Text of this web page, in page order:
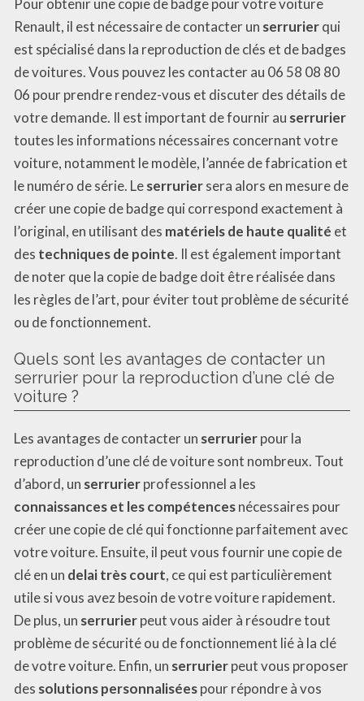
Renault, il est nécessaire de contacter un serrurierqui
est spécialisé dans la reproduction de clés et de badges
de voitures. Vous pouvez les contacter au 06 58 08 80
06 pour prendre rendez-vous et discuter des détails de
votre demande. Il est important de fournir au serrurier
toutes les informations nécessaires concernant votre
voiture, notamment le modèle, l’année de fabrication et
le numéro de série. Leserruriersera alors en mesure de
créer une copie de badge qui correspond exactement à
l’original, en utilisant des matériels de haute qualité et
des techniques de pointe. Il est également important
de noter que la copie de badge doit être réalisée dans
les règles de l’art, pour éviter tout problème de sécurité
ou de fonctionnement.
Quels sont les avantages de contacter un
serrurier pour la reproduction d’une clé de
voiture ?
Les avantages de contacter un serrurierpour la
reproduction d’une clé de voiture sont nombreux. Tout
d’abord, un serrurierprofessionnel a les
connaissances et les compétencesnécessaires pour
créer une copie de clé qui fonctionne parfaitement avec
votre voiture. Ensuite, il peut vous fournir une copie de
clé en un delai très court, ce qui est particulièrement
utile si vous avez besoin de votre voiture rapidement.
De plus, un serrurierpeut vous aider à résoudre tout
problème de sécurité ou de fonctionnement lié à la clé
de votre voiture. Enfin, un serrurierpeut vous proposer
des solutions personnaliséespour répondre à vos